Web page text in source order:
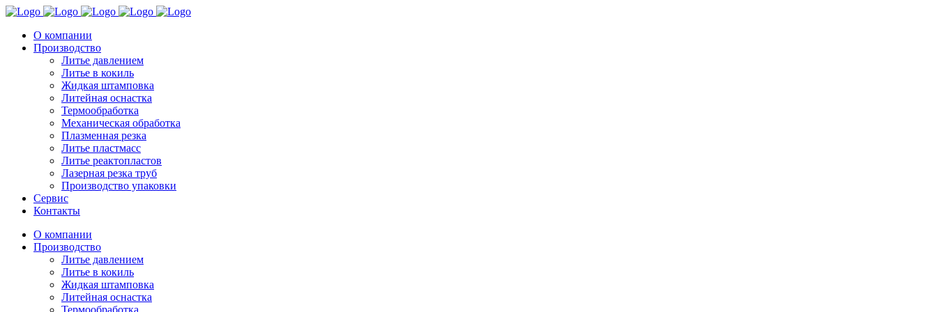
О компании
Производство
Литье давлением
Литье в кокиль
Жидкая штамповка
Литейная оснастка
Термообработка
Механическая обработка
Плазменная резка
Литье пластмасс
Литье реактопластов
Лазерная резка труб
Производство упаковки
Сервис
Контакты
О компании
Производство
Литье давлением
Литье в кокиль
Жидкая штамповка
Литейная оснастка
Термообработка